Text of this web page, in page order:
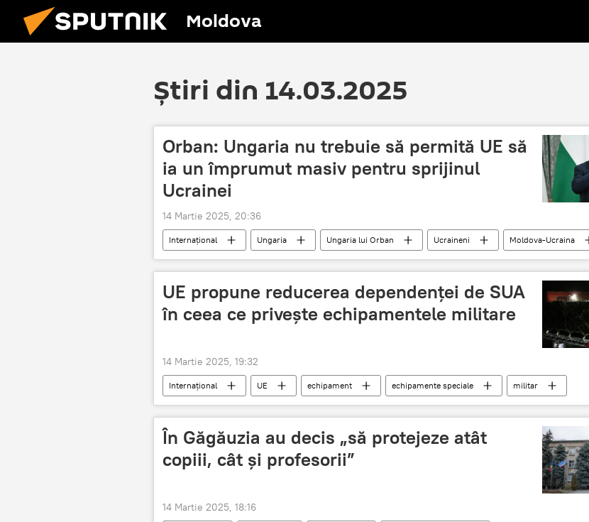
Moldova
Știri din 14.03.2025
Orban: Ungaria nu trebuie să permită UE să
ia un împrumut masiv pentru sprijinul
Ucrainei
14 Martie 2025, 20:36
Internațional Ungaria Ungaria lui Orban Ucraineni Moldova-Ucraina
UE propune reducerea dependenței de SUA
în ceea ce privește echipamentele militare
14 Martie 2025, 19:32
Internațional UE echipament echipamente speciale militar
În Găgăuzia au decis „să protejeze atât
copiii, cât și profesorii”
14 Martie 2025, 18:16